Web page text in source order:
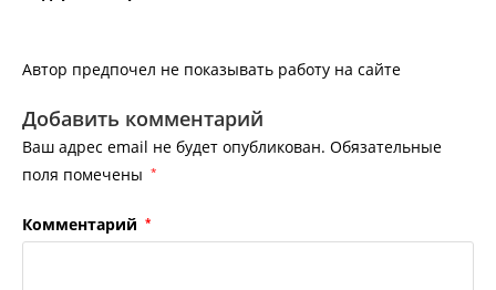
Автор предпочел не показывать работу на сайте
Добавить комментарий
Ваш адрес email не будет опубликован. Обязательные
поля помечены *
Комментарий *